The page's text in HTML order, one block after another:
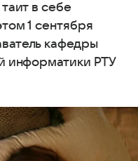
в себе
1 сентября
кафедры
информатики РТУ